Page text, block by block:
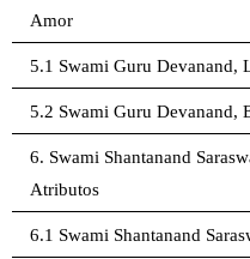
Amor
5.1 Swami Guru Devanand,
5.2 Swami Guru Devanand,
6. Swami Shantanand
Atributos
6.1 Swami Shantanand